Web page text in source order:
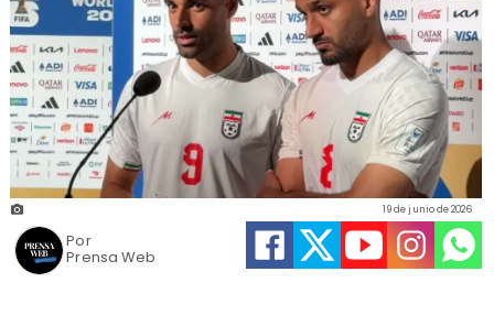
Prensa Web
19 de junio de 2026
Por